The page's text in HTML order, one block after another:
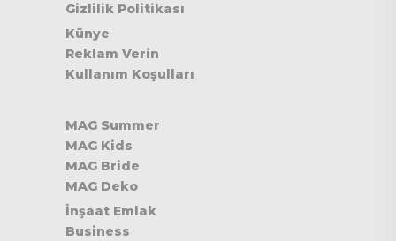
Gizlilik Politikası
Künye
Reklam Verin
Kullanım Koşulları
MAG Summer
MAG Kids
MAG Bride
MAG Deko
İnşaat Emlak
Business